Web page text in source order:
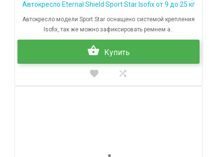
Автокресло Eternal Shield Sport Star Isofix от 9 до 25 кг
Автокресло модели Sport Star оснащено системой крепления
Isofix, так же можно зафиксировать ремнем а..
Купить